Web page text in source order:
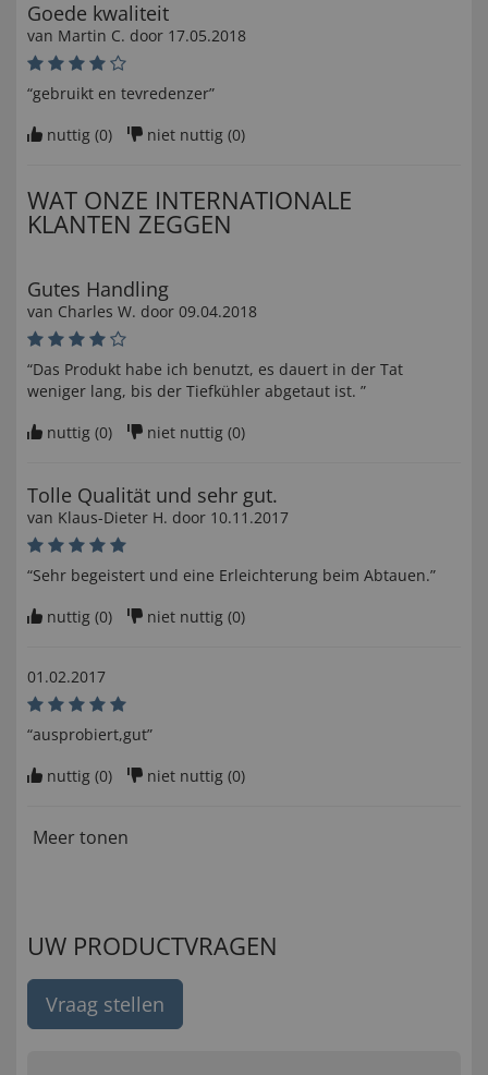
Goede kwaliteit
van Martin C. door 17.05.2018
“gebruikt en tevredenzer”
nuttig (0) niet nuttig (0)
WAT ONZE INTERNATIONALE
KLANTEN ZEGGEN
Gutes Handling
van Charles W. door 09.04.2018
“Das Produkt habe ich benutzt, es dauert in der Tat
weniger lang, bis der Tiefkühler abgetaut ist. ”
nuttig (0) niet nuttig (0)
Tolle Qualität und sehr gut.
van Klaus-Dieter H. door 10.11.2017
“Sehr begeistert und eine Erleichterung beim Abtauen.”
nuttig (0) niet nuttig (0)
01.02.2017
“ausprobiert,gut”
nuttig (0) niet nuttig (0)
Meer tonen
UW PRODUCTVRAGEN
Vraag stellen